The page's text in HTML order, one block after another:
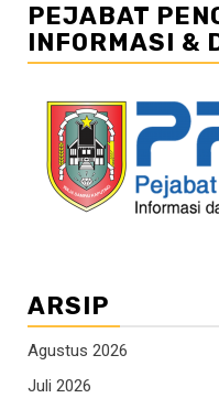
PEJABAT
INFORMASI &
ARSIP
Agustus 2026
Juli 2026